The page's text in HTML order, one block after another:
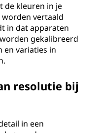
de kleuren in je
vertaald
in dat apparaten
gekalibreerd
en variaties in
resolutie bij
in een